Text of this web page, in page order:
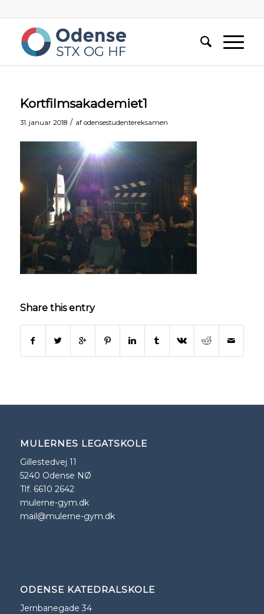
Kortfilmsakademiet1
31. januar 2018 / af odensestudentereksamen
Share this entry
MULERNES LEGATSKOLE
Gillestedvej 11
5240 Odense NØ
Tlf. 6610 2642
mulerne-gym.dk
mail@mulerne-gym.dk
ODENSE KATEDRALSKOLE
Jernbanegade 34